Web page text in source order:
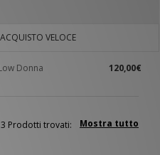
VELOCE
Donna 120,00€
Mostra tutto
3 Prodotti trovati: